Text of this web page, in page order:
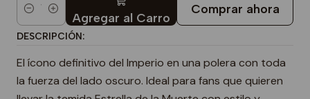
Cantidad Agregar al Carro
Comprar ahora
DESCRIPCIÓN:
El ícono definitivo del Imperio en una polera con toda
la fuerza del lado oscuro. Ideal para fans que quieren